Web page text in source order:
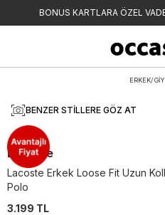
BONUS KARTLARA ÖZEL
ERKEK/
BENZER STILLERE GÖZ AT
Lacoste
Lacoste Erkek Loose Fit Uzun
Polo
3.199 TL